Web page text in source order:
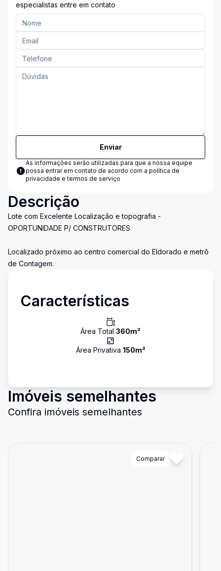
especialistas entre em contato
Enviar
As informações serão utilizadas para que a nossa equipe
possa entrar em contato de acordo com a política de
privacidade e termos de serviço
Descrição
Lote com Excelente Localização e topografia -
OPORTUNIDADE P/ CONSTRUTORES.
Localizado próximo ao centro comercial do Eldorado e metrô
de Contagem.
Características
Área Total 360m²
Área Privativa 150m²
Imóveis semelhantes
Confira imóveis semelhantes
Comparar